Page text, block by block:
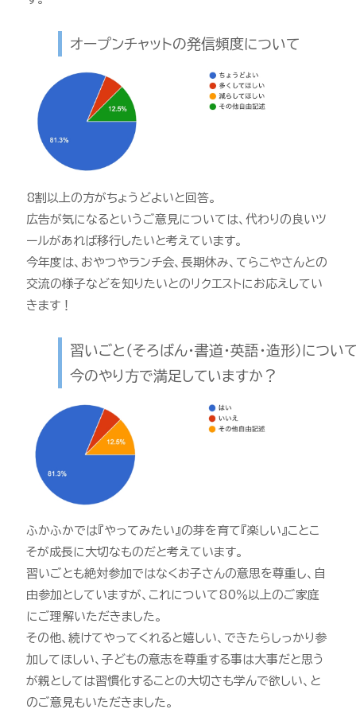
オープンチャットの発信頻度について
8割以上の方がちょうどよいと回答。
広告が気になるというご意見については、代わりの良いツ
ールがあれば移行したいと考えています。
今年度は、おやつやランチ会、長期休み、てらこやさんとの
交流の様子などを知りたいとのリクエストにお応えしてい
きます！
習いごと（そろばん・書道・英語・造形）につい
今のやり方で満足していますか？
ふかふかでは『やってみたい』の芽を育て『楽しい』ことこ
そが成長に大切なものだと考えています。
習いごとも絶対参加ではなくお子さんの意思を尊重し、自
由参加としていますが、これについて80％以上のご家庭
にご理解いただきました。
その他、続けてやってくれると嬉しい、できたらしっかり参
加してほしい、子どもの意志を尊重する事は大事だと思う
が親としては習慣化することの大切さも学んで欲しい、と
のご意見もいただきました。